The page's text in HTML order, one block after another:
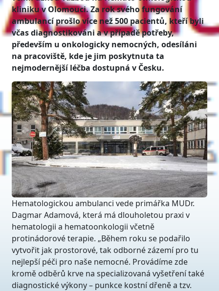
kliniku v Olomouci. Za rok svého fungování
ambulancí prošlo více než 500 pacientů, kteří byli
včas diagnostikováni a v případě potřeby,
především u onkologicky nemocných, odesíláni
na pracoviště, kde je jim poskytnuta ta
nejmodernější léčba dostupná v Česku.
Hematologickou ambulanci vede primářka MUDr.
Dagmar Adamová, která má dlouholetou praxi v
hematologii a hematoonkologii včetně
protinádorové terapie. „Během roku se podařilo
vytvořit jak prostorové, tak odborné zázemí pro tu
nejlepší péči pro naše nemocné. Provádíme zde
kromě odběrů krve na specializovaná vyšetření také
diagnostické výkony – punkce kostní dřeně a tzv.